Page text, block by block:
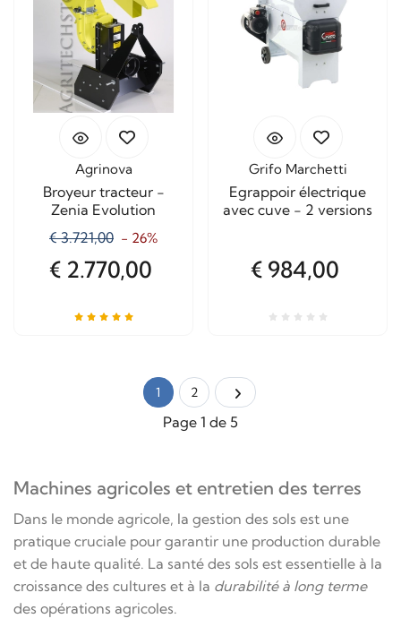
Agrinova
Broyeur tracteur -
Zenia Evolution
€ 3.721,00 - 26%
€ 2.770,00
Grifo Marchetti
Egrappoir électrique
avec cuve - 2 versions
€ 984,00
1 2
Page 1 de 5
Machines agricoles et entretien des terres
Dans le monde agricole, la gestion des sols est une
pratique cruciale pour garantir une production durable
et de haute qualité. La santé des sols est essentielle à la
croissance des cultures et à la durabilité à long terme
des opérations agricoles.